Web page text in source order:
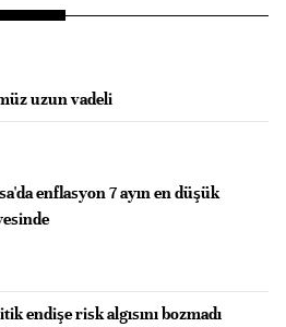
uzun vadeli
enflasyon 7 ayın en düşük
endişe risk algısını bozmadı